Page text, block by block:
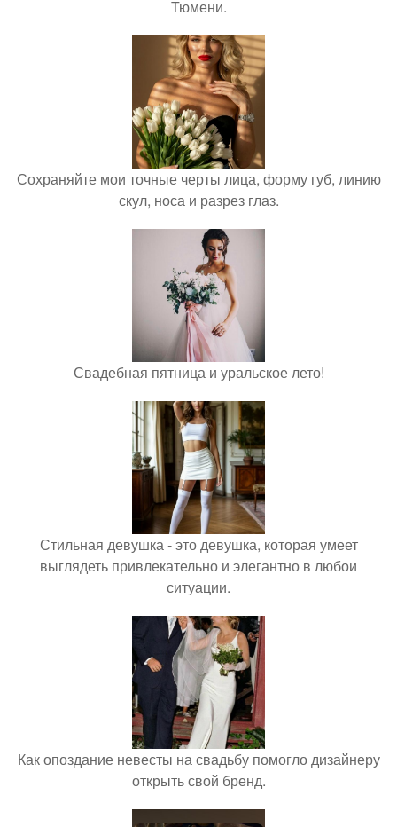
Тюмени.
Сохраняйте мои точные черты лица, форму губ, линию
скул, носа и разрез глаз.
Свадебная пятница и уральское лето!
Стильная девушка - это девушка, которая умеет
выглядеть привлекательно и элегантно в любои
ситуации.
Как опоздание невесты на свадьбу помогло дизайнеру
открыть свой бренд.